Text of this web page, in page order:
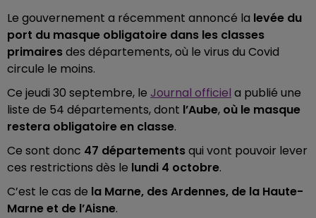
Le gouvernement a récemment annoncé la levée du
port du masque obligatoire dans les classes
primairesdes départements, où le virus du Covid
circule le moins.
Ce jeudi 30 septembre, le Journal officiel a publié une
liste de 54 départements, dont l’Aube, où le masque
restera obligatoire en classe.
Ce sont donc 47 départementsqui vont pouvoir lever
ces restrictions dès le lundi 4 octobre.
C’est le cas de la Marne, des Ardennes, de la Haute-
Marne et de l’Aisne.